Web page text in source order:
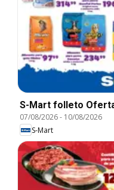
S-Mart folleto
07/08/2026- 10/08/2026
S-Mart